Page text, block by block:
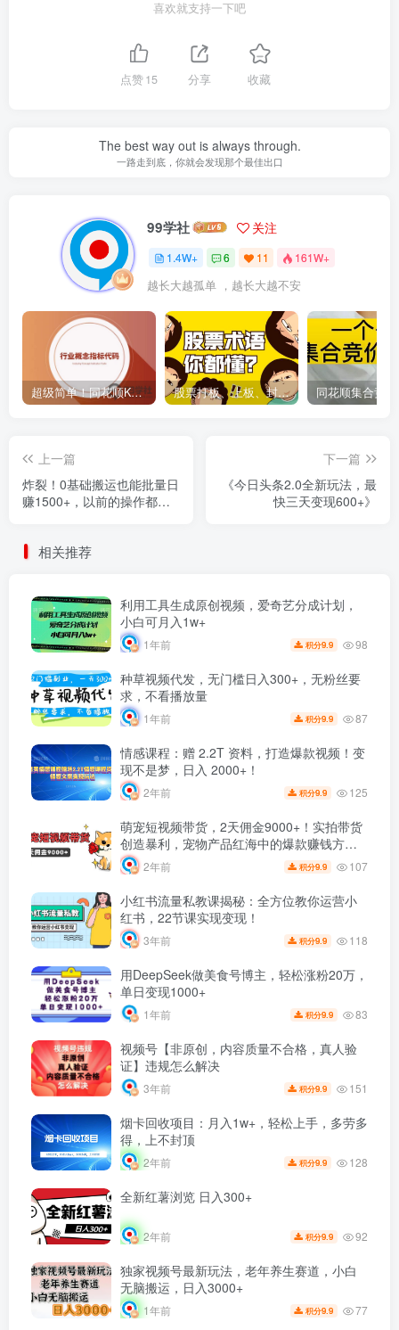
喜欢就支持一下吧
点赞15 分享 收藏
The best way out is always through.
一路走到底，你就会发现那个最佳出口
99学社 关注
1.4W+ 6 11 161W+
越长大越孤单 ，越长大越不安
超级简单！同花顺K线界面显示行业概念指标代码图解 股票打板、上板、封板、翘板、炸板是什么意思？炒股你必须懂的暗语！
上一篇
炸裂！0基础搬运也能批量日
赚1500+，以前的操作都白
下一篇
《今日头条2.0全新玩法，最
快三天变现600+》
相关推荐
利用工具生成原创视频，爱奇艺分成计划，
小白可月入1w+
1年前 积分9.9 98
种草视频代发，无门槛日入300+，无粉丝要
求，不看播放量
1年前 积分9.9 87
情感课程：赠 2.2T 资料，打造爆款视频！变
现不是梦，日入 2000+！
2年前 积分9.9 125
萌宠短视频带货，2天佣金9000+！实拍带货
创造暴利，宠物产品红海中的爆款赚钱方
式！2年前 积分9.9 107
小红书流量私教课揭秘：全方位教你运营小
红书，22节课实现变现！
3年前 积分9.9 118
用DeepSeek做美食号博主，轻松涨粉20万，
单日变现1000+
1年前 积分9.9 83
视频号【非原创，内容质量不合格，真人验
证】违规怎么解决
3年前 积分9.9 151
烟卡回收项目：月入1w+，轻松上手，多劳多
得，上不封顶
2年前 积分9.9 128
全新红薯浏览 日入300+
2年前 积分9.9 92
独家视频号最新玩法，老年养生赛道，小白
无脑搬运，日入3000+
1年前 积分9.9 77